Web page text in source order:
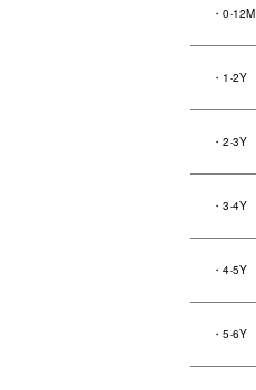
・0-12M
・1-2Y
・2-3Y
・3-4Y
・4-5Y
・5-6Y